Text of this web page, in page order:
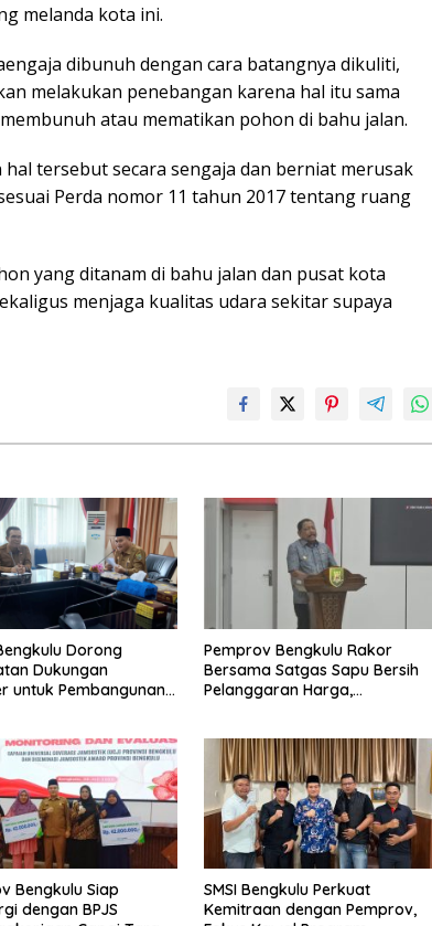
melanda kota ini.
dibunuh dengan cara batangnya dikuliti,
melakukan penebangan karena hal itu sama
atau mematikan pohon di bahu jalan.
tersebut secara sengaja dan berniat merusak
Perda nomor 11 tahun 2017 tentang ruang
yang ditanam di bahu jalan dan pusat kota
menjaga kualitas udara sekitar supaya
Dorong
Dukungan
untuk Pembangunan
Pemprov Bengkulu Rakor
Bersama Satgas Sapu Bersih
Pelanggaran Harga,
Sorotan
Bengkulu Siap
dengan BPJS
SMSI Bengkulu Perkuat
Kemitraan dengan Pemprov,